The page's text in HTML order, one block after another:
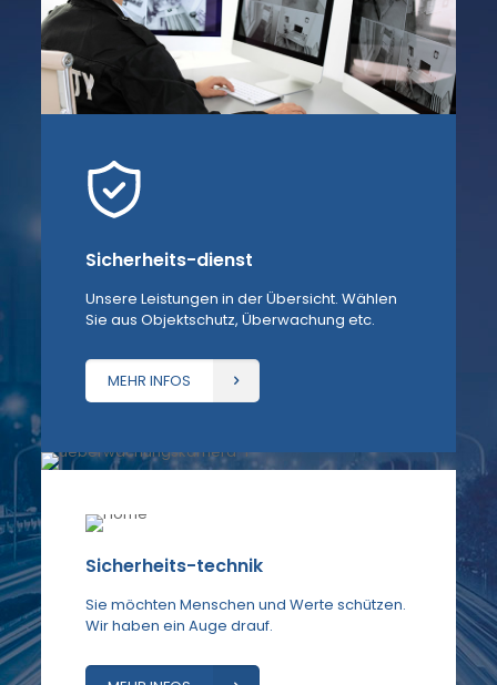
Sicherheits-dienst
Unsere Leistungen in der Übersicht. Wählen
Sie aus Objektschutz, Überwachung etc.
MEHR INFOS
Sicherheits-technik
Sie möchten Menschen und Werte schützen.
Wir haben ein Auge drauf.